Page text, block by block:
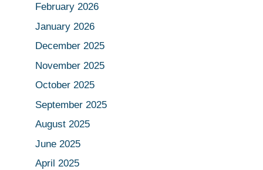
February 2026
January 2026
December 2025
November 2025
October 2025
September 2025
August 2025
June 2025
April 2025